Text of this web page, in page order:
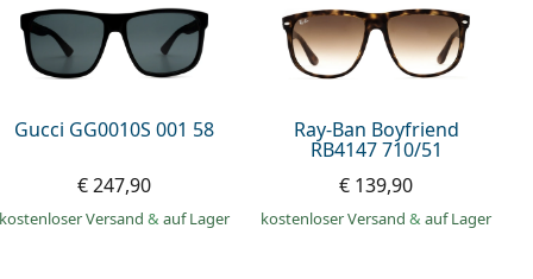
Gucci GG0010S 001 58
€ 247,90
kostenloser Versand& auf Lager
Ray-Ban Boyfriend
RB4147 710/51
€ 139,90
kostenloser Versand& auf Lager